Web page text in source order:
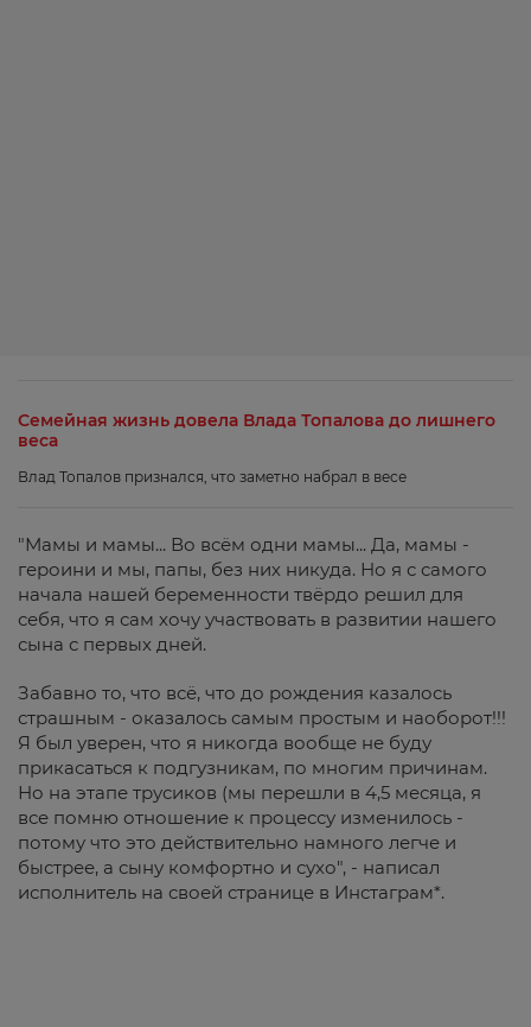
Семейная жизнь довела Влада Топалова до лишнего
веса
Влад Топалов признался, что заметно набрал в весе
"Мамы и мамы... Во всём одни мамы... Да, мамы -
героини и мы, папы, без них никуда. Но я с самого
начала нашей беременности твёрдо решил для
себя, что я сам хочу участвовать в развитии нашего
сына с первых дней.
Забавно то, что всё, что до рождения казалось
страшным - оказалось самым простым и наоборот!!!
Я был уверен, что я никогда вообще не буду
прикасаться к подгузникам, по многим причинам.
Но на этапе трусиков (мы перешли в 4,5 месяца, я
все помню отношение к процессу изменилось -
потому что это действительно намного легче и
быстрее, а сыну комфортно и сухо", - написал
исполнитель на своей странице в Инстаграм*.